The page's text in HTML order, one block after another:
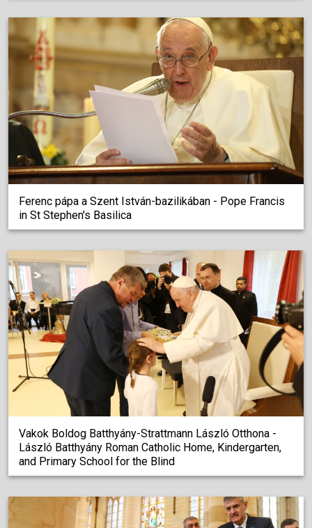
Ferenc pápa a Szent István-bazilikában - Pope Francis
in St Stephen's Basilica
Vakok Boldog Batthyány-Strattmann László Otthona -
László Batthyány Roman Catholic Home, Kindergarten,
and Primary School for the Blind